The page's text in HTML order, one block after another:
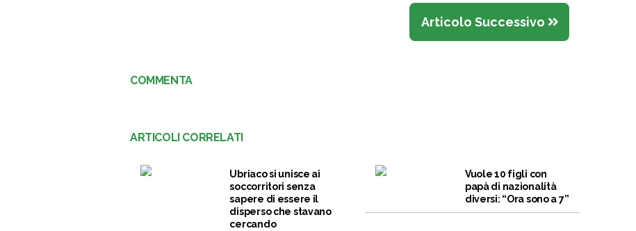
Articolo Successivo
COMMENTA
ARTICOLI CORRELATI
Ubriaco si unisce ai
soccorritori senza
sapere di essere il
disperso che stavano
cercando
Vuole 10 figli con
papà di nazionalità
diversi: “Ora sono a 7”